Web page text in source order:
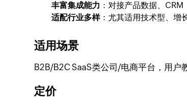
丰富集成能力 ：对接产品数据、CRM
适配行业多样：尤其适用技术型、增
适用场景
B2B/B2C SaaS类公司/电商平台，用户
定价